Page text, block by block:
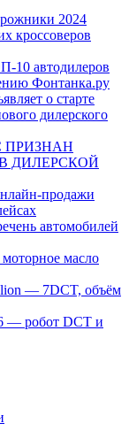
2024
кроссоверов
10 автодилеров
Фонтанка.ру
о старте
дилерского
ПРИЗНАН
ДИЛЕРСКОЙ
продажи
автомобилей
масло
— 7DCT, объём
— робот DCT и